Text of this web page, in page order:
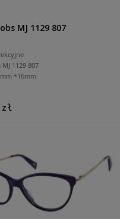
MJ 1129 807
MJ 1129 807
*16mm